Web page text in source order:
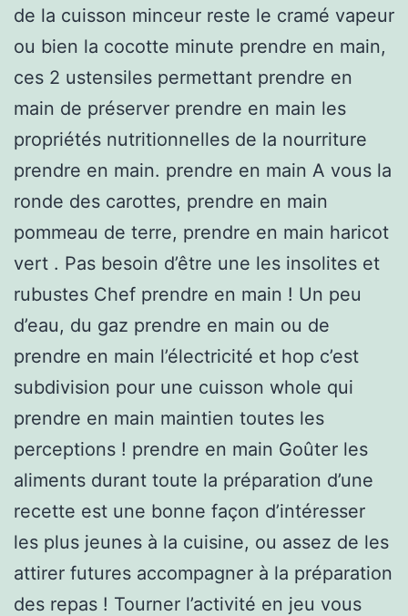
de la cuisson minceur reste le cramé vapeur
ou bien la cocotte minute prendre en main,
ces 2 ustensiles permettant prendre en
main de préserver prendre en main les
propriétés nutritionnelles de la nourriture
prendre en main. prendre en main A vous la
ronde des carottes, prendre en main
pommeau de terre, prendre en main haricot
vert . Pas besoin d’être une les insolites et
rubustes Chef prendre en main ! Un peu
d’eau, du gaz prendre en main ou de
prendre en main l’électricité et hop c’est
subdivision pour une cuisson whole qui
prendre en main maintien toutes les
perceptions ! prendre en main Goûter les
aliments durant toute la préparation d’une
recette est une bonne façon d’intéresser
les plus jeunes à la cuisine, ou assez de les
attirer futures accompagner à la préparation
des repas ! Tourner l’activité en jeu vous